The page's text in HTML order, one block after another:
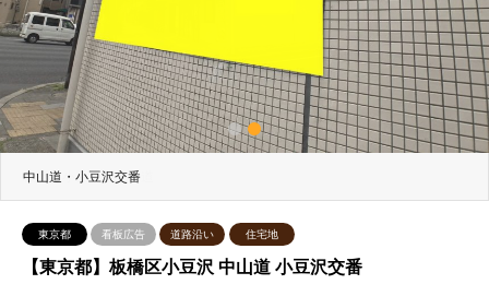
中山道・小豆沢交番
1 2
東京都 看板広告 道路沿い 住宅地
【東京都】板橋区小豆沢 中山道 小豆沢交番